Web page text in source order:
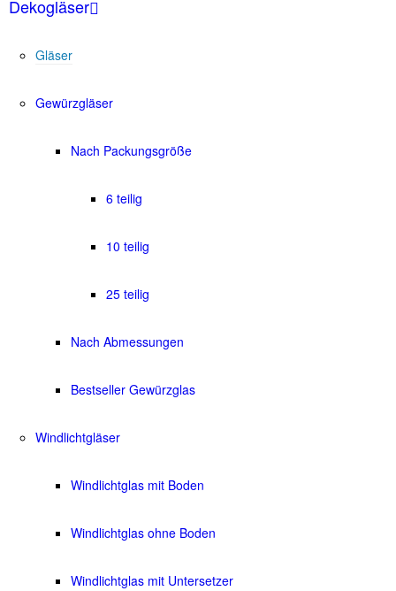
Dekogläser
Gläser
Gewürzgläser
Nach Packungsgröße
6 teilig
10 teilig
25 teilig
Nach Abmessungen
Bestseller Gewürzglas
Windlichtgläser
Windlichtglas mit Boden
Windlichtglas ohne Boden
Windlichtglas mit Untersetzer